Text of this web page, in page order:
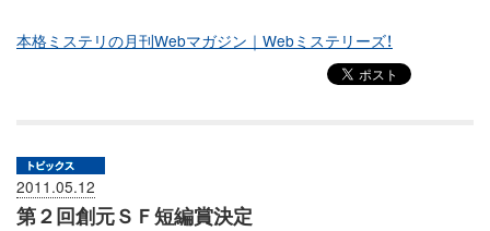
本格ミステリの月刊Webマガジン｜Webミステリーズ！
2011.05.12
第２回創元ＳＦ短編賞決定